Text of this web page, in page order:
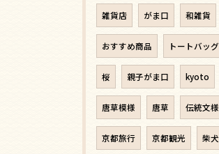
雑貨店 がま口 和雑貨
おすすめ商品 トートバッグ
桜 親子がま口 kyoto
唐草模様 唐草 伝統文様
京都旅行 京都観光 柴犬